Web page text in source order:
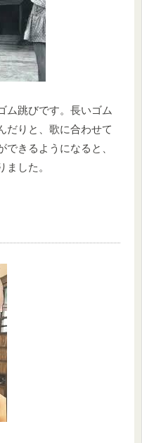
ム跳びです。長いゴム
だりと、歌に合わせて
できるようになると、
した。